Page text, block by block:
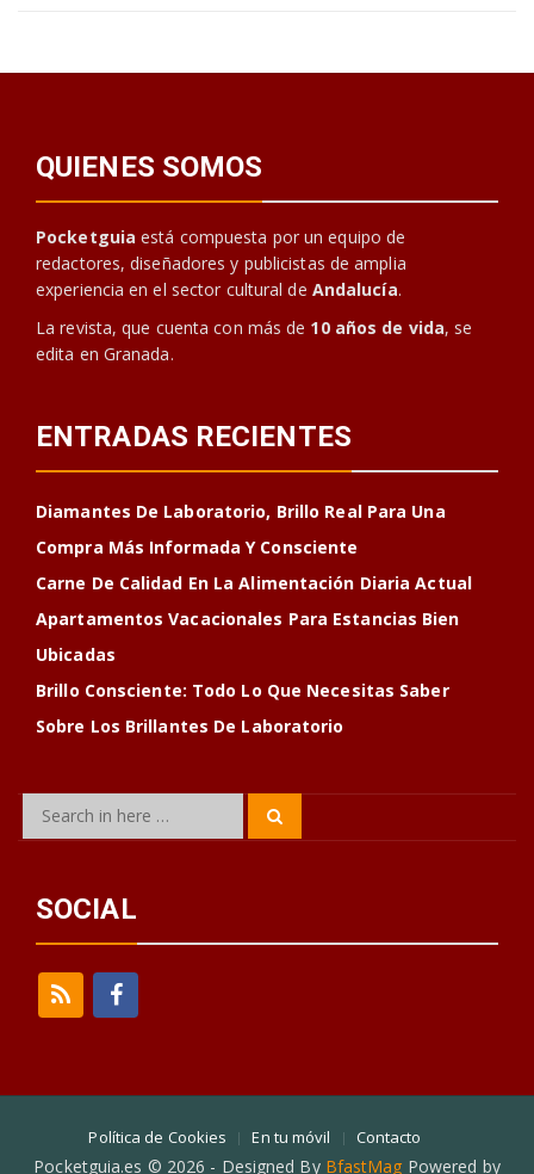
QUIENES SOMOS
Pocketguia está compuesta por un equipo de
redactores, diseñadores y publicistas de amplia
experiencia en el sector cultural de Andalucía.
La revista, que cuenta con más de 10 años de vida, se
edita en Granada.
ENTRADAS RECIENTES
Diamantes De Laboratorio, Brillo Real Para Una
Compra Más Informada Y Consciente
Carne De Calidad En La Alimentación Diaria Actual
Apartamentos Vacacionales Para Estancias Bien
Ubicadas
Brillo Consciente: Todo Lo Que Necesitas Saber
Sobre Los Brillantes De Laboratorio
Search
SOCIAL
Política de Cookies En tu móvil Contacto
Pocketguia.es © 2026 - Designed By BfastMag Powered by